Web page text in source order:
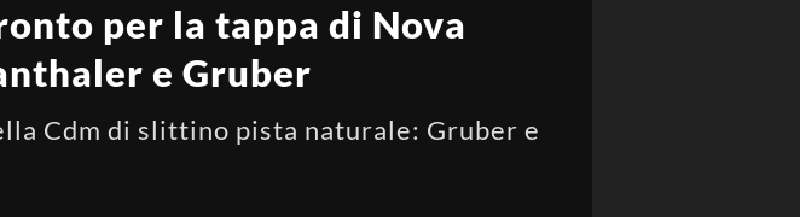
per la tappa di Nova
e Gruber
Cdm di slittino pista naturale: Gruber e